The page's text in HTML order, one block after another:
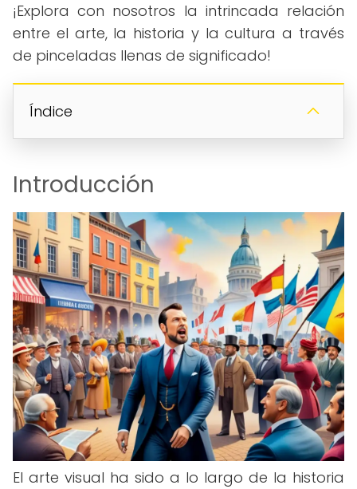
¡Explora con nosotros la intrincada relación
entre el arte, la historia y la cultura a través
de pinceladas llenas de significado!
Índice
Introducción
El arte visual ha sido a lo largo de la historia